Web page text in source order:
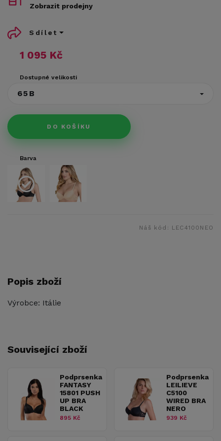
1 095 Kč
Dostupné velikosti
65B
DO KOŠÍKU
Zobrazit prodejny
Sdílet
Barva
Náš kód: LEC4100NEO
Popis zboží
Výrobce: Itálie
Související zboží
Podprsenka
FANTASY
15801 PUSH
UP BRA
BLACK
895 Kč
Podprsenka
LEILIEVE
C5100
WIRED BRA
NERO
939 Kč